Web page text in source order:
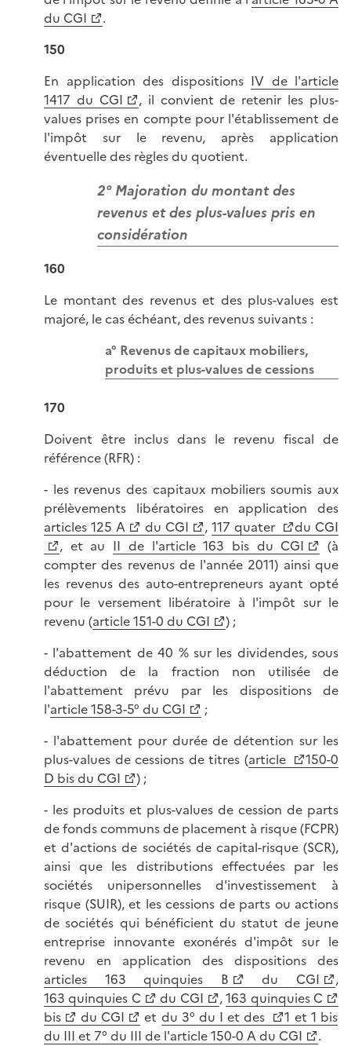
du CGI
.
150
En application des dispositions IV de l'article
1417 du CGI
, il convient de retenir les plus-
values prises en compte pour l'établissement de
l'impôt sur le revenu, après application
éventuelle des règles du quotient.
2° Majoration du montant des
revenus et des plus-values pris en
considération
160
Le montant des revenus et des plus-values est
majoré, le cas échéant, des revenus suivants :
a° Revenus de capitaux mobiliers,
produits et plus-values de cessions
170
Doivent être inclus dans le revenu fiscal de
référence (RFR) :
- les revenus des capitaux mobiliers soumis aux
prélèvements libératoires en application des
articles 125 A
du CGI , 117 quater
du CGI
, et au II de l'article 163 bis du CGI
(à
compter des revenus de l'année 2011) ainsi que
les revenus des auto-entrepreneurs ayant opté
pour le versement libératoire à l'impôt sur le
revenu (article 151-0 du CGI
) ;
- l'abattement de 40 % sur les dividendes, sous
déduction de la fraction non utilisée de
l'abattement prévu par les dispositions de
l'article 158-3-5° du CGI
;
- l'abattement pour durée de détention sur les
plus-values de cessions de titres (article
150-0
D bis du CGI
) ;
- les produits et plus-values de cession de parts
de fonds communs de placement à risque (FCPR)
et d'actions de sociétés de capital-risque (SCR),
ainsi que les distributions effectuées par les
sociétés unipersonnelles d'investissement à
risque (SUIR), et les cessions de parts ou actions
de sociétés qui bénéficient du statut de jeune
entreprise innovante exonérés d'impôt sur le
revenu en application des dispositions des
articles 163 quinquies B
du CGI
,
163 quinquies C
du CGI ,163 quinquies C
bis
du CGI et du 3° du I et des
1 et 1 bis
du III et 7° du III de l'article 150-0 A du CGI
.